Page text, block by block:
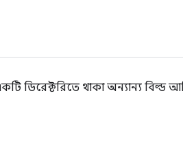
ডিরেক্টরিতে থাকা অন্যান্য বিল্ড